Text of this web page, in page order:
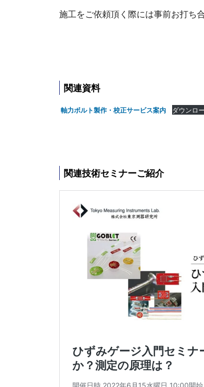
施工をご依頼頂く際には事前お打ち
関連資料
軸力ボルト製作・校正サービス案内 ダウンロ
関連技術セミナーご紹介